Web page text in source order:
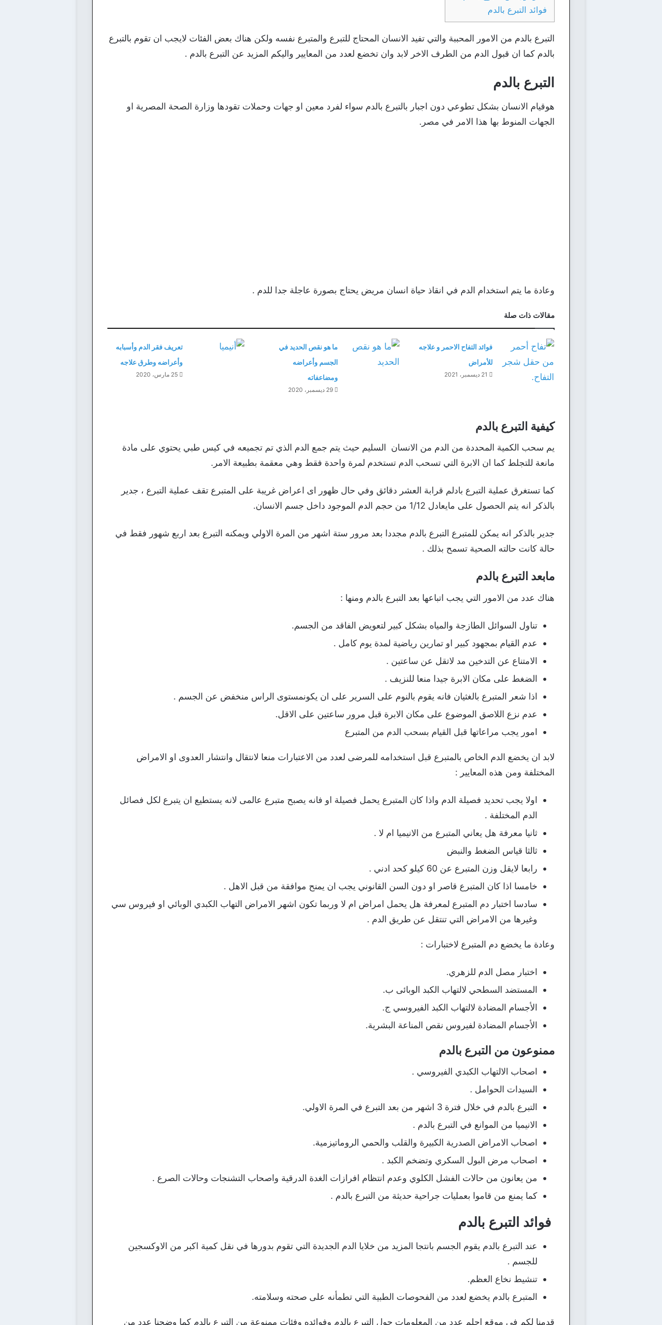
فوائد التبرع بالدم
التبرع بالدم من الامور المحببة والتي تفيد الانسان المحتاج للتبرع والمتبرع نفسه ولكن هناك بعض الفئات لايجب ان تقوم بالتبرع
بالدم كما ان قبول الدم من الطرف الاخر لابد وان تخضع لعدد من المعايير واليكم المزيد عن التبرع بالدم .
التبرع بالدم
هوقيام الانسان بشكل تطوعي دون اجبار بالتبرع بالدم سواء لفرد معين او جهات وحملات تقودها وزارة الصحة المصرية او
الجهات المنوط بها هذا الامر في مصر.
وعادة ما يتم استخدام الدم في انقاذ حياة انسان مريض يحتاج بصورة عاجلة جدا للدم .
مقالات ذات صلة
فوائد التفاح الاحمر و علاجه
للأمراض
21 ديسمبر، 2021
ما هو نقص الحديد في
الجسم وأعراضه
ومضاعفاته
29 ديسمبر، 2020
تعريف فقر الدم وأسبابه
وأعراضه وطرق علاجه
25 مارس، 2020
كيفية التبرع بالدم
يم سحب الكمية المحددة من الدم من الانسان السليم حيث يتم جمع الدم الذي تم تجميعه في كيس طبي يحتوي على مادة
مانعة للتجلط كما ان الابرة التي تسحب الدم تستخدم لمرة واحدة فقط وهي معقمة بطبيعة الامر.
كما تستغرق عملية التبرع بادلم قرابة العشر دقائق وفي حال ظهور اى اعراض غريبة على المتبرع تقف عملية التبرع ، جدير
بالذكر انه يتم الحصول على مايعادل 1/12 من حجم الدم الموجود داخل جسم الانسان.
جدير بالذكر انه يمكن للمتبرع التبرع بالدم مجددا بعد مرور ستة اشهر من المرة الاولي ويمكنه التبرع بعد اربع شهور فقط في
حالة كانت حالته الصحية تسمح بذلك .
مابعد التبرع بالدم
هناك عدد من الامور التي يجب اتباعها بعد التبرع بالدم ومنها :
تناول السوائل الطازجة والمياه بشكل كبير لتعويض الفاقد من الجسم.
عدم القيام بمجهود كبير او تمارين رياضية لمدة يوم كامل .
الامتناع عن التدخين مد لاتقل عن ساعتين .
الضغط على مكان الابرة جيدا منعا للنزيف .
اذا شعر المتبرع بالغثيان فانه يقوم بالنوم على السرير على ان يكونمستوى الراس منخفض عن الجسم .
عدم نزع اللاصق الموضوع على مكان الابرة قبل مرور ساعتين على الاقل.
امور يجب مراعاتها قبل القيام بسحب الدم من المتبرع
لابد ان يخضع الدم الخاص بالمتبرع قبل استخدامه للمرضى لعدد من الاعتبارات منعا لانتقال وانتشار العدوى او الامراض
المختلفة ومن هذه المعايير :
اولا يجب تحديد فصيلة الدم واذا كان المتبرع يحمل فصيلة او فانه يصبح متبرع عالمى لانه يستطيع ان يتبرع لكل فصائل
الدم المختلفة .
ثانيا معرفة هل يعاني المتبرع من الانيميا ام لا .
ثالثا قياس الضغط والنبض
رابعا لايقل وزن المتبرع عن 60 كيلو كحد ادني .
خامسا اذا كان المتبرع قاصر او دون السن القانوني يجب ان يمنح موافقة من قبل الاهل .
سادسا اختبار دم المتبرع لمعرفة هل يحمل امراض ام لا وربما تكون اشهر الامراض التهاب الكبدي الوبائي او فيروس سي
وغيرها من الامراض التي تنتقل عن طريق الدم .
وعادة ما يخضع دم المتبرع لاختبارات :
اختبار مصل الدم للزهري.
المستضد السطحي لالتهاب الكبد الوبائى ب.
الأجسام المضادة لالتهاب الكبد الفيروسي ج.
الأجسام المضادة لفيروس نقص المناعة البشرية.
ممنوعون من التبرع بالدم
اصحاب الالتهاب الكبدي الفيروسي .
السيدات الحوامل .
التبرع بالدم في خلال فترة 3 اشهر من بعد التبرع في المرة الاولي.
الانيميا من الموانع في التبرع بالدم .
اصحاب الامراض الصدرية الكبيرة والقلب والحمي الروماتيزمية.
اصحاب مرض البول السكري وتضخم الكبد .
من يعانون من حالات الفشل الكلوي وعدم انتظام افرازات الغدة الدرقية واصحاب التشنجات وحالات الصرع .
كما يمنع من قاموا بعمليات جراحية حديثة من التبرع بالدم .
فوائد التبرع بالدم
عند التبرع بالدم يقوم الجسم بانتجا المزيد من خلايا الدم الجديدة التي تقوم بدورها في نقل كمية اكبر من الاوكسجين
للجسم .
تنشيط نخاع العظم.
المتبرع بالدم يخضع لعدد من الفحوصات الطبية التي تطمأنه على صحته وسلامته.
قدمنا لكم في موقع احلم عدد من المعلومات حول التبرع بالدم وفوائده وفئات ممنوعة من التبرع بالدم كما وضحنا عدد من